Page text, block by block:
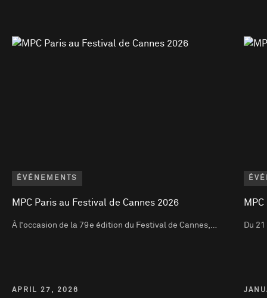
ÉVÉNEMENTS
MPC Paris au Festival de Cannes 2026
À l’occasion de la 79e édition du Festival de Cannes,…
APRIL 27, 2026
Du